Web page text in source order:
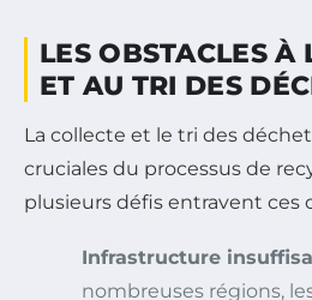
LES OBSTACLES À
ET AU TRI DES
La collecte et le tri des
cruciales du processus de
plusieurs défis entravent ces
Infrastructure
nombreuses régions,